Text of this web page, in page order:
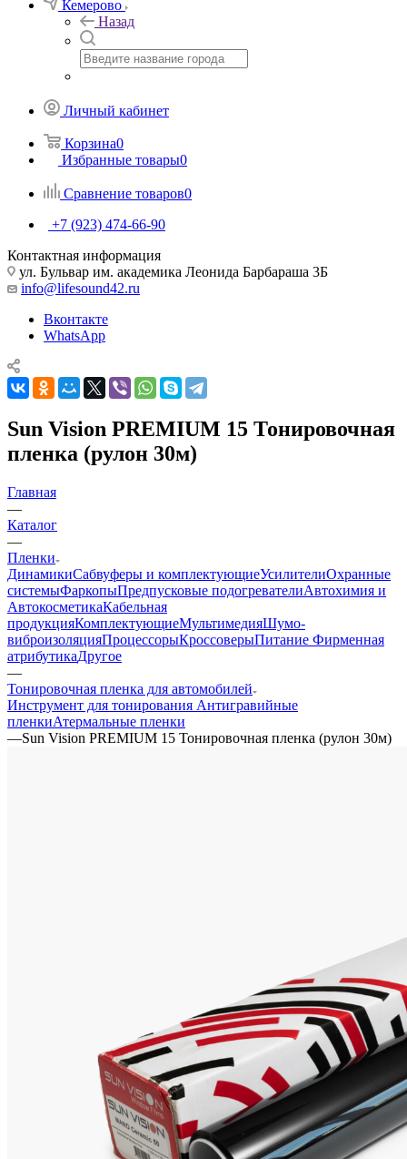
Кемерово
Назад
Личный кабинет
Корзина0
Избранные товары0
Сравнение товаров0
+7 (923) 474-66-90
Контактная информация
ул. Бульвар им. академика Леонида Барбараша 3Б
info@lifesound42.ru
Вконтакте
WhatsApp
Sun Vision PREMIUM 15 Тонировочная
пленка (рулон 30м)
Главная
—
Каталог
—
Пленки
ДинамикиСабвуферы и комплектующиеУсилителиОхранные
системыФаркопыПредпусковые подогревателиАвтохимия и
АвтокосметикаКабельная
продукцияКомплектующиеМультимедияШумо-
виброизоляцияПроцессорыКроссоверыПитание Фирменная
атрибутикаДругое
—
Тонировочная пленка для автомобилей
Инструмент для тонирования Антигравийные
пленкиАтермальные пленки
—Sun Vision PREMIUM 15 Тонировочная пленка (рулон 30м)